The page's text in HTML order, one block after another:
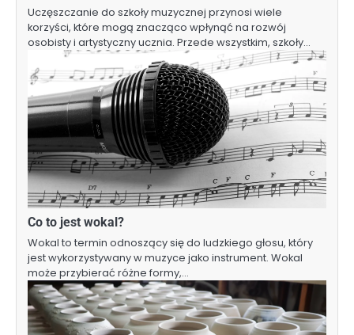
Uczęszczanie do szkoły muzycznej przynosi wiele
korzyści, które mogą znacząco wpłynąć na rozwój
osobisty i artystyczny ucznia. Przede wszystkim, szkoły…
Co to jest wokal?
Wokal to termin odnoszący się do ludzkiego głosu, który
jest wykorzystywany w muzyce jako instrument. Wokal
może przybierać różne formy,…